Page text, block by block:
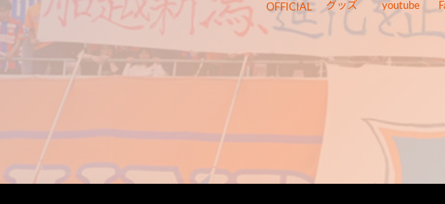
OFFICIAL グッズ youtube